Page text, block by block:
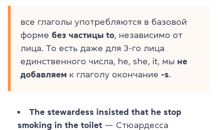
все глаголы употребляются в базовой
форме без частицы to , независимо от
лица. То есть даже для 3-го лица
единственного числа, he, she, it, мы не
добавляем к глаголу окончание -s
The stewardess insisted that he stop
smoking in the toilet — Стюардесса